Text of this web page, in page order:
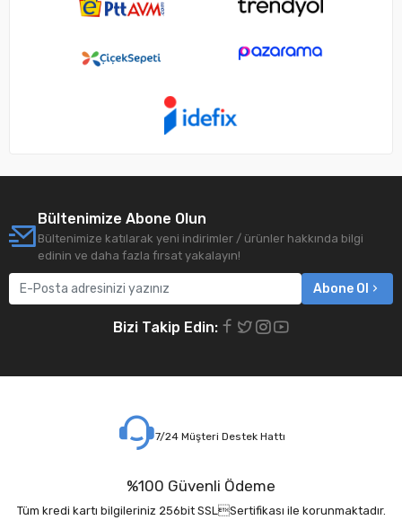
Bültenimize Abone Olun
Bültenimize katılarak yeni indirimler / ürünler hakkında bilgi
edinin ve daha fazla fırsat yakalayın!
Abone Ol
Bizi Takip Edin:
7/24 Müşteri Destek Hattı
%100 Güvenli Ödeme
Tüm kredi kartı bilgileriniz 256bit SSLSertifikası ile korunmaktadır.